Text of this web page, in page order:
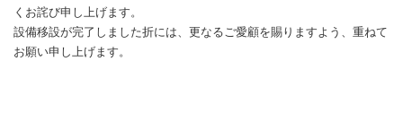
くお詫び申し上げます。
設備移設が完了しました折には、更なるご愛顧を賜りますよう、重ねて
お願い申し上げます。